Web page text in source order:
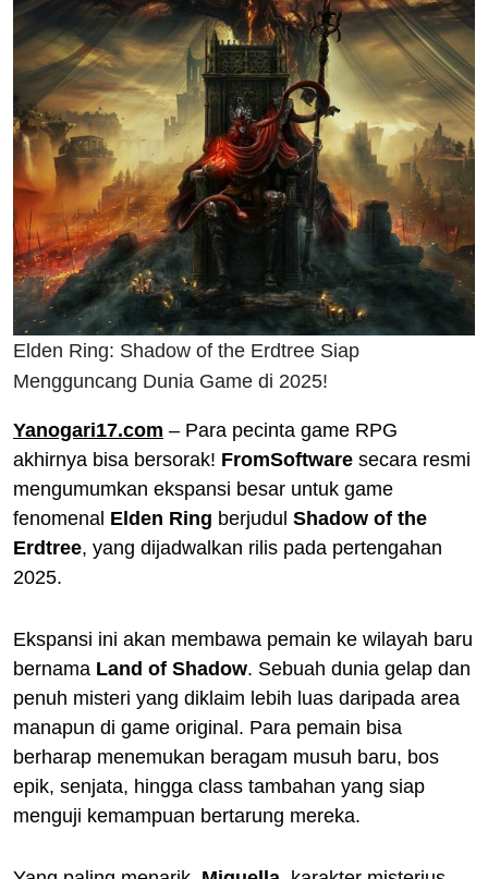
Elden Ring: Shadow of the Erdtree Siap
Mengguncang Dunia Game di 2025!
Yanogari17.com – Para pecinta game RPG
akhirnya bisa bersorak! FromSoftware secara resmi
mengumumkan ekspansi besar untuk game
fenomenal Elden Ring berjudul Shadow of the
Erdtree, yang dijadwalkan rilis pada pertengahan
2025.
Ekspansi ini akan membawa pemain ke wilayah baru
bernama Land of Shadow. Sebuah dunia gelap dan
penuh misteri yang diklaim lebih luas daripada area
manapun di game original. Para pemain bisa
berharap menemukan beragam musuh baru, bos
epik, senjata, hingga class tambahan yang siap
menguji kemampuan bertarung mereka.